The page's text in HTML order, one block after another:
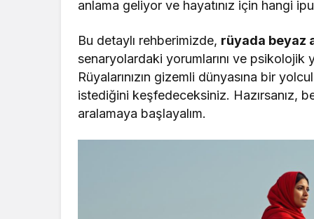
anlama geliyor ve hayatınız için hangi
Bu detaylı rehberimizde, rüyada beyaz
senaryolardaki yorumlarını ve psikolojik
Rüyalarınızın gizemli dünyasına bir
istediğini keşfedeceksiniz. Hazırsanız,
aralamaya başlayalım.